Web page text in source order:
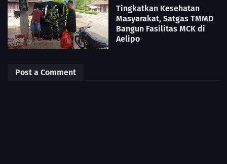
Tingkatkan Kesehatan
Masyarakat, Satgas TMMD
Bangun Fasilitas MCK di
Aelipo
Post a Comment